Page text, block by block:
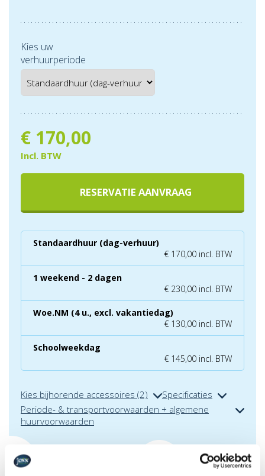
Kies uw
verhuurperiode
€ 170,00
Incl. BTW
RESERVATIE AANVRAAG
Standaardhuur (dag-verhuur)
€ 170,00 incl. BTW
1 weekend - 2 dagen
€ 230,00 incl. BTW
Woe.NM (4 u., excl. vakantiedag)
€ 130,00 incl. BTW
Schoolweekdag
€ 145,00 incl. BTW
Kies bijhorende accessoires (2)
Specificaties
Periode- & transportvoorwaarden + algemene
huurvoorwaarden